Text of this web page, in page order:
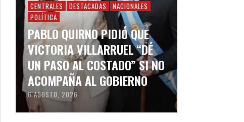
CENTRALES DESTACADAS
NACIONALES
POLÍTICA
PABLO QUIRNO PIDIÓ QUE
VICTORIA VILLARRUEL “DÉ
UN PASO AL COSTADO” SI NO
ACOMPAÑA AL GOBIERNO
6 AGOSTO, 2026